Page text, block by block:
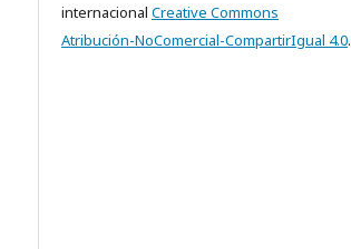
internacional Creative Commons
Atribución-NoComercial-CompartirIgual 4.0.